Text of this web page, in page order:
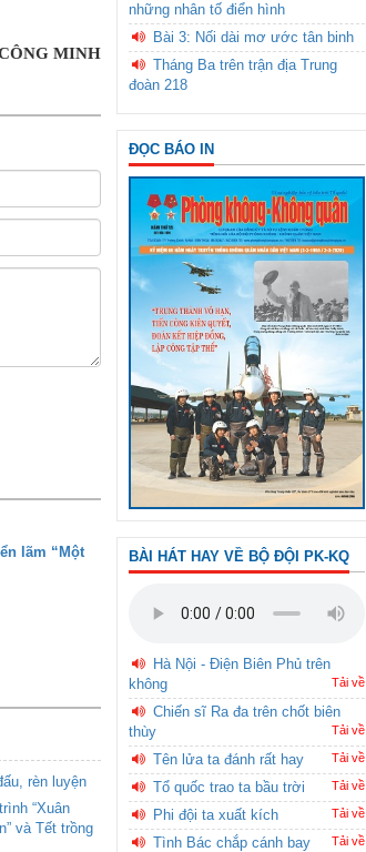
MINH
lãm “Một
rèn luyện
“Xuân
và Tết trồng
những nhân tố điển hình
Bài 3: Nối dài mơ ước tân binh
Tháng Ba trên trận địa Trung
đoàn 218
ĐỌC BÁO IN
BÀI HÁT HAY VỀ BỘ ĐỘI PK-KQ
Hà Nội - Điện Biên Phủ trên
không
Tải về
Chiến sĩ Ra đa trên chốt biên
thùy
Tải về
Tên lửa ta đánh rất hay Tải về
Tổ quốc trao ta bầu trời Tải về
Phi đội ta xuất kích Tải về
Tình Bác chắp cánh bay Tải về